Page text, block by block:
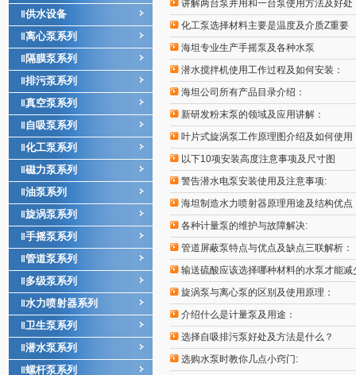
供水设备
离心泵系列
隔膜泵系列
排污泵系列
真空泵系列
自吸泵系列
化工泵系列
磁力泵系列
油泵系列
旋涡泵系列
手摇泵系列
管道泵系列
多级泵系列
水力喷射器系列
卫生泵系列
潜水泵系列
螺杆泵系列
讲解两台泵并用和一台泵使用方法及好处
化工泵选择材料主要是温度及介质Z重要
海坦专业生产手摇泵及各种水泵
潜水搅拌机使用工作过程及如何安装：
海坦公司所有产品目录介绍：
新研发粉末泵的领域及应用讲解：
叶片式旋涡泵工作原理图介绍及如何使用
以下10项安装高度注意事项及尺寸图
警告潜水电泵安装使用及注意事项:
海坦制造水力喷射器原理用途及结构优点
各种计量泵的维护与故障解决:
管道屏蔽泵特点与优点及缺点三联解析：
输送硫酸应该选择哪种材料的水泵才能减
旋涡泵与离心泵的区别及使用原理：
介绍什么是计量泵及用途：
选择自吸排污泵好处及方法是什么？
选购水泵时教你几点小窍门: